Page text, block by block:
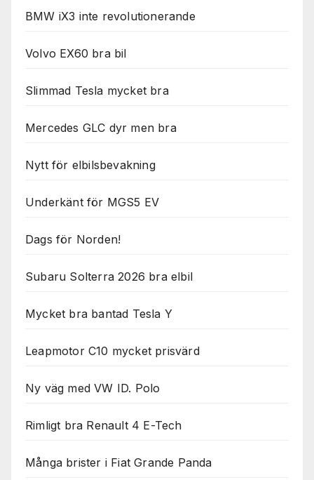
BMW iX3 inte revolutionerande
Volvo EX60 bra bil
Slimmad Tesla mycket bra
Mercedes GLC dyr men bra
Nytt för elbilsbevakning
Underkänt för MGS5 EV
Dags för Norden!
Subaru Solterra 2026 bra elbil
Mycket bra bantad Tesla Y
Leapmotor C10 mycket prisvärd
Ny väg med VW ID. Polo
Rimligt bra Renault 4 E-Tech
Många brister i Fiat Grande Panda